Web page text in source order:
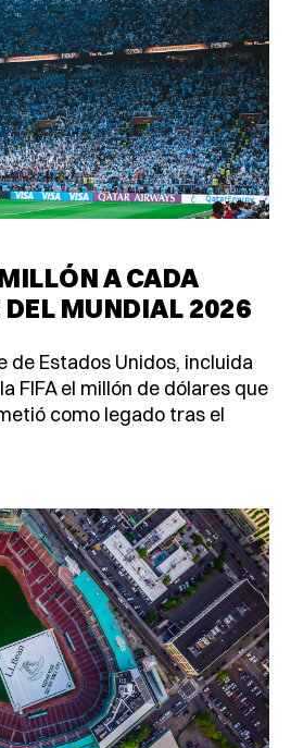
A CADA
DEL MUNDIAL 2026
de Estados Unidos, incluida
FIFA el millón de dólares que
como legado tras el